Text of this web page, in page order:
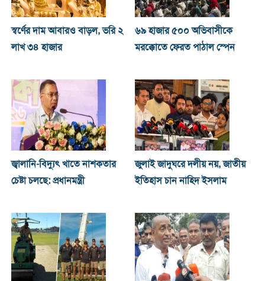
স্বর্ণের দাম আবারও বাড়ল, ভরি ২
লাখ ৩৪ হাজার
৬৯ হাজার ৫০০ অভিবাসীকে
মরক্কোতে ফেরত পাঠাল স্পেন
জ্বালানি-বিদ্যুৎ খাতে নাশকতার
চেষ্টা চলছে: প্রধানমন্ত্রী
জুলাই জাদুঘরে দলীয় নয়, জাতীয়
ইতিহাস চান নাহিদ ইসলাম